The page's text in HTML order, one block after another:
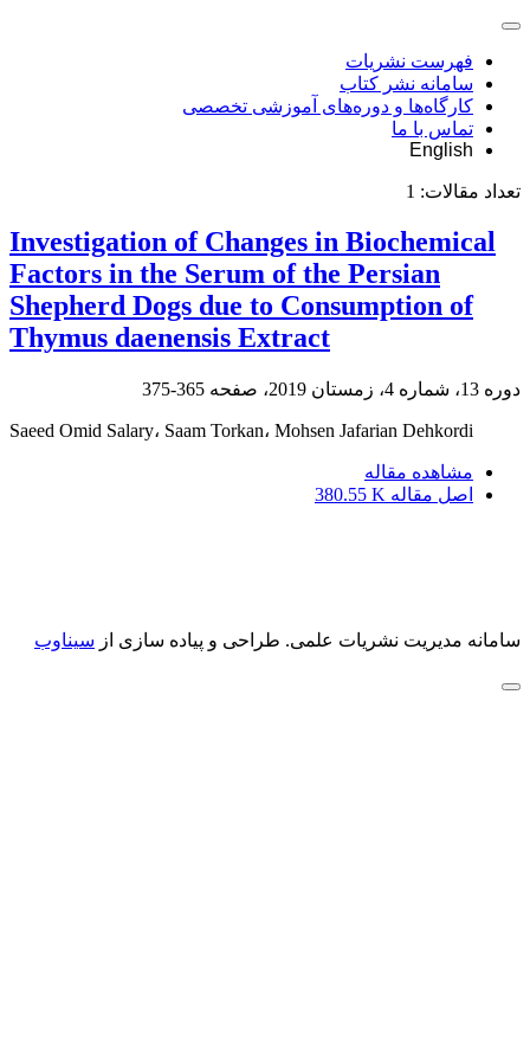
فهرست نشریات
سامانه نشر کتاب
کارگاه‌ها و دوره‌های آموزشی تخصصی
تماس با ما
English
تعداد مقالات: 1
Investigation of Changes in Biochemical
Factors in the Serum of the Persian
Shepherd Dogs due to Consumption of
Thymus daenensis Extract
دوره 13، شماره 4، زمستان 2019، صفحه 365-375
Saeed Omid Salary، Saam Torkan، Mohsen Jafarian Dehkordi
مشاهده مقاله
اصل مقاله 380.55 K
سامانه مدیریت نشریات علمی. طراحی و پیاده سازی از سیناوب